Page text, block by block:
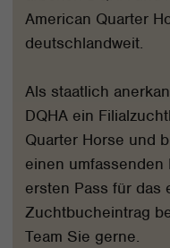
American Quarter
deutschlandweit.
Als staatlich
DQHA ein
Quarter Horse und
einen umfassenden
ersten Pass für das
Zuchtbucheintrag
Team Sie gerne.